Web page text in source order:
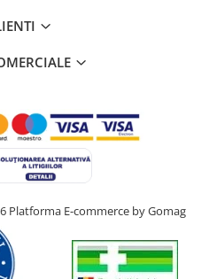
Platforma E-commerce by Gomag